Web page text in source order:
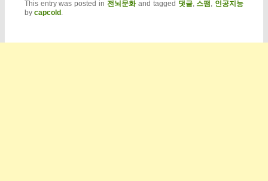
This entry was posted in 전뇌문화and tagged 댓글, 스팸
인공지능
by capcold.